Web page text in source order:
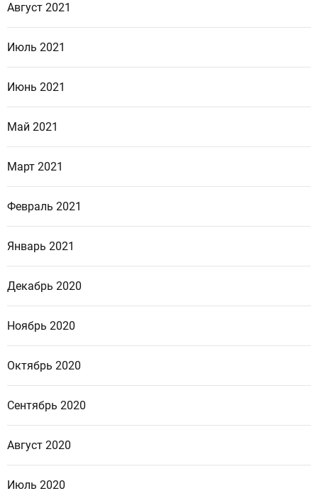
Август 2021
Июль 2021
Июнь 2021
Май 2021
Март 2021
Февраль 2021
Январь 2021
Декабрь 2020
Ноябрь 2020
Октябрь 2020
Сентябрь 2020
Август 2020
Июль 2020